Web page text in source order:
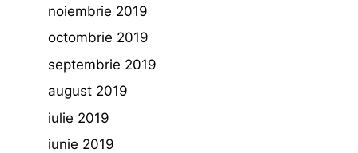
noiembrie 2019
octombrie 2019
septembrie 2019
august 2019
iulie 2019
iunie 2019